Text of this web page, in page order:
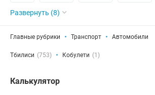
Развернуть (8)
Главные рубрики Транспорт Автомобили
Тбилиси (753) Кобулети (1)
Калькулятор